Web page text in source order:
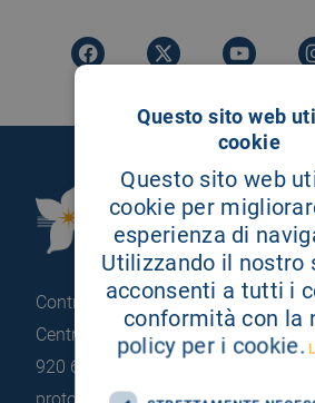
Fondazione Istituto
G.Giglio di Cefalù
Contrada Pietrapollastra - Pisciotto
Centralino: +39 0921 920 111
920 663
Questo sito web
cookie
Questo sito web
cookie per
esperienza di
Utilizzando il nostro
acconsenti a tutti i
conformità con la
policy per i cookie.